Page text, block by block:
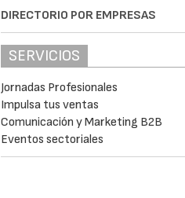
DIRECTORIO POR EMPRESAS
SERVICIOS
Jornadas Profesionales
Impulsa tus ventas
Comunicación y Marketing B2B
Eventos sectoriales